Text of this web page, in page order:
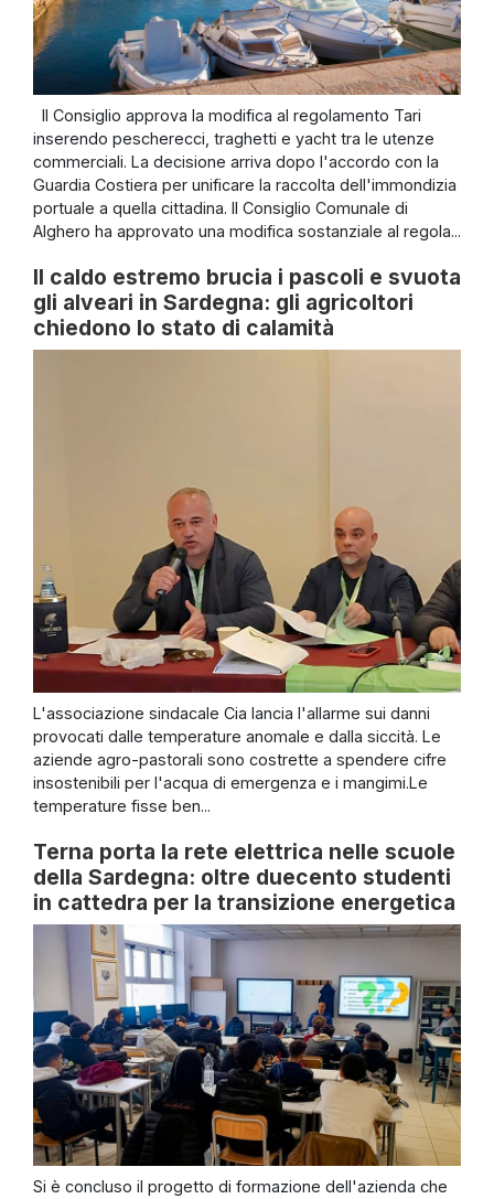
Il Consiglio approva la modifica al regolamento Tari
inserendo pescherecci, traghetti e yacht tra le utenze
commerciali. La decisione arriva dopo l'accordo con la
Guardia Costiera per unificare la raccolta dell'immondizia
portuale a quella cittadina. Il Consiglio Comunale di
Alghero ha approvato una modifica sostanziale al regola...
Il caldo estremo brucia i pascoli e svuota
gli alveari in Sardegna: gli agricoltori
chiedono lo stato di calamità
L'associazione sindacale Cia lancia l'allarme sui danni
provocati dalle temperature anomale e dalla siccità. Le
aziende agro-pastorali sono costrette a spendere cifre
insostenibili per l'acqua di emergenza e i mangimi.Le
temperature fisse ben...
Terna porta la rete elettrica nelle scuole
della Sardegna: oltre duecento studenti
in cattedra per la transizione energetica
Si è concluso il progetto di formazione dell'azienda che